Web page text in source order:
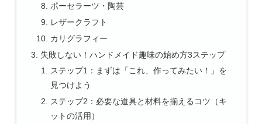
ポーセラーツ・陶芸
レザークラフト
カリグラフィー
失敗しない！ハンドメイド趣味の始め方3ステップ
ステップ1：まずは「これ、作ってみたい！」を
見つけよう
ステップ2：必要な道具と材料を揃えるコツ（キ
ットの活用）